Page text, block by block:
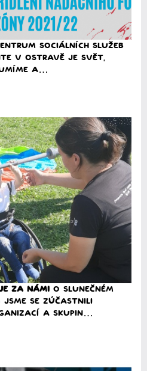
sociálních služeb
v Ostravě je svět,
a…
za námi O slunečném
jsme se zúčastnili
a skupin…